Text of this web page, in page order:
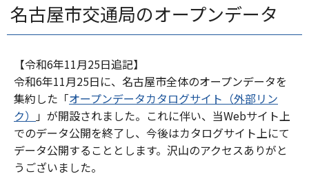
名古屋市交通局のオープンデータ
【令和6年11月25日追記】
令和6年11月25日に、名古屋市全体のオープンデータを
集約した「オープンデータカタログサイト（外部リン
ク） 」が開設されました。これに伴い、当Webサイト上
でのデータ公開を終了し、今後はカタログサイト上にて
データ公開することとします。沢山のアクセスありがと
うございました。